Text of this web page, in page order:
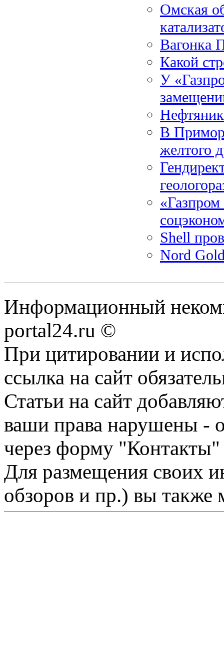
Омская
Вагонка
Какой
У
В
желтого
«Газпром
Shell
Nord
Информационный
portal24.ru ©
При цитировании и
ссылка на сайт
Статьи на сайт
ваши права нарушены -
через форму "Контакты"
Для размещения своих
обзоров и пр.) вы также